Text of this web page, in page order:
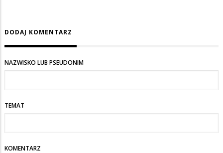
DODAJ KOMENTARZ
NAZWISKO LUB PSEUDONIM
TEMAT
KOMENTARZ